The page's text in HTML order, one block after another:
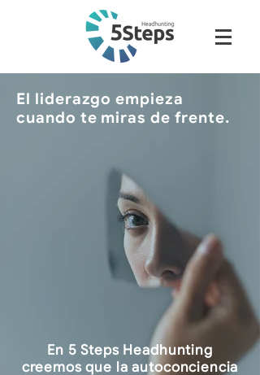
El liderazgo empieza
cuando te miras de frente.
En 5 Steps Headhunting
creemos que la autoconciencia